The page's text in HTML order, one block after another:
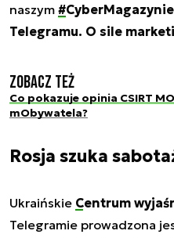
naszym #CyberMagazynie
Telegramu. O sile
Zobacz też
Co pokazuje opinia CSIRT
mObywatela?
Rosja szuka
Ukraińskie Centrum
Telegramie prowadzona